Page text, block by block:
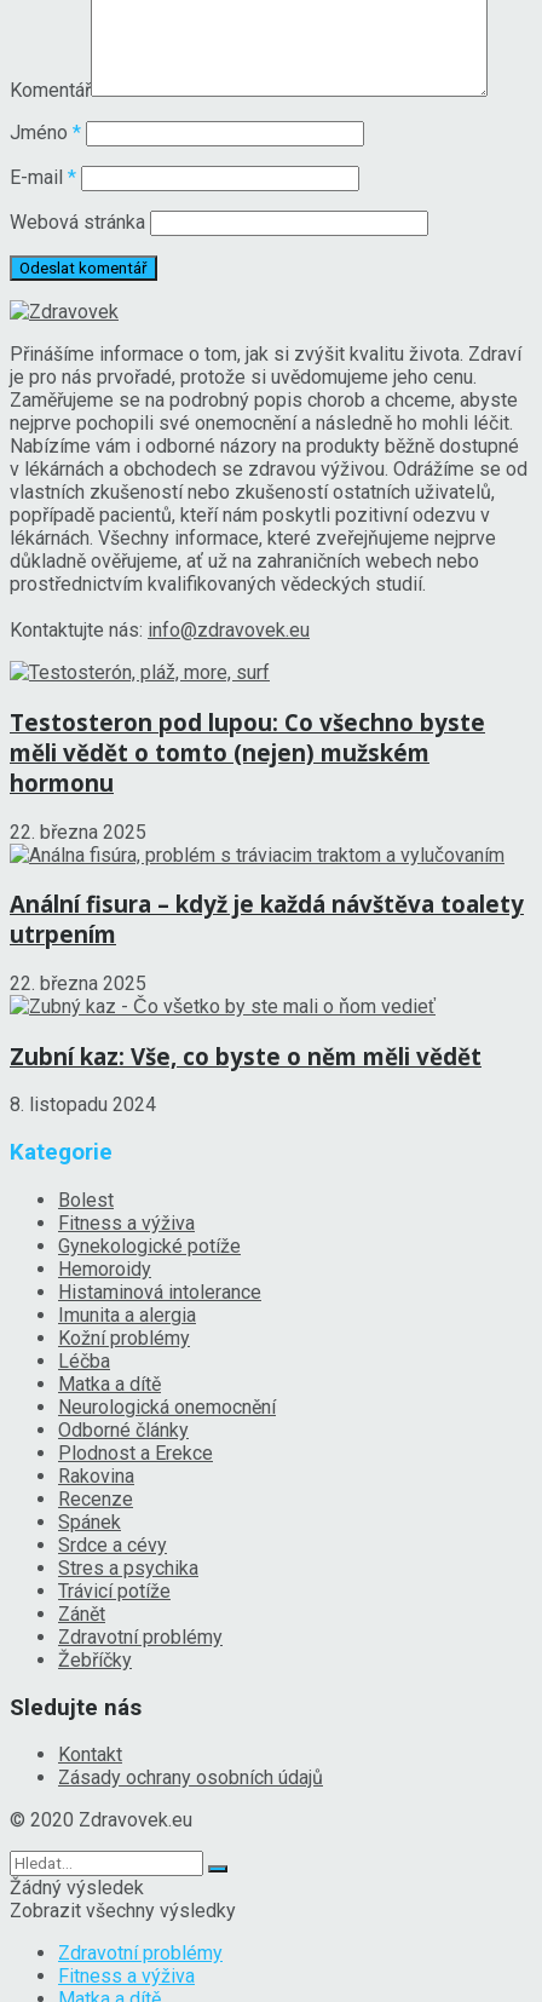
Komentář
Jméno *
E-mail *
Webová stránka
Přinášíme informace o tom, jak si zvýšit kvalitu života. Zdraví
je pro nás prvořadé, protože si uvědomujeme jeho cenu.
Zaměřujeme se na podrobný popis chorob a chceme, abyste
nejprve pochopili své onemocnění a následně ho mohli léčit.
Nabízíme vám i odborné názory na produkty běžně dostupné
v lékárnách a obchodech se zdravou výživou. Odrážíme se od
vlastních zkušeností nebo zkušeností ostatních uživatelů,
popřípadě pacientů, kteří nám poskytli pozitivní odezvu v
lékárnách. Všechny informace, které zveřejňujeme nejprve
důkladně ověřujeme, ať už na zahraničních webech nebo
prostřednictvím kvalifikovaných vědeckých studií.
Kontaktujte nás: info@zdravovek.eu
Testosteron pod lupou: Co všechno byste
měli vědět o tomto (nejen) mužském
hormonu
22. března 2025
Anální fisura – když je každá návštěva toalety
utrpením
22. března 2025
Zubní kaz: Vše, co byste o něm měli vědět
8. listopadu 2024
Kategorie
Bolest
Fitness a výživa
Gynekologické potíže
Hemoroidy
Histaminová intolerance
Imunita a alergia
Kožní problémy
Léčba
Matka a dítě
Neurologická onemocnění
Odborné články
Plodnost a Erekce
Rakovina
Recenze
Spánek
Srdce a cévy
Stres a psychika
Trávicí potíže
Zánět
Zdravotní problémy
Žebříčky
Sledujte nás
Kontakt
Zásady ochrany osobních údajů
© 2020 Zdravovek.eu
Žádný výsledek
Zobrazit všechny výsledky
Zdravotní problémy
Fitness a výživa